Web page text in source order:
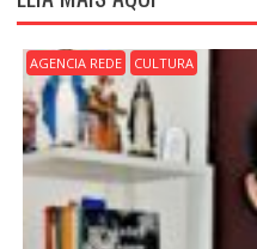
Ã
O
D
E
P
O
S
AGENCIA REDE CULTURA